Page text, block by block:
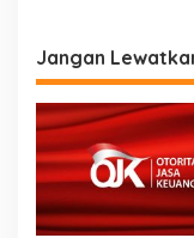
Finansial untuk
Jangan